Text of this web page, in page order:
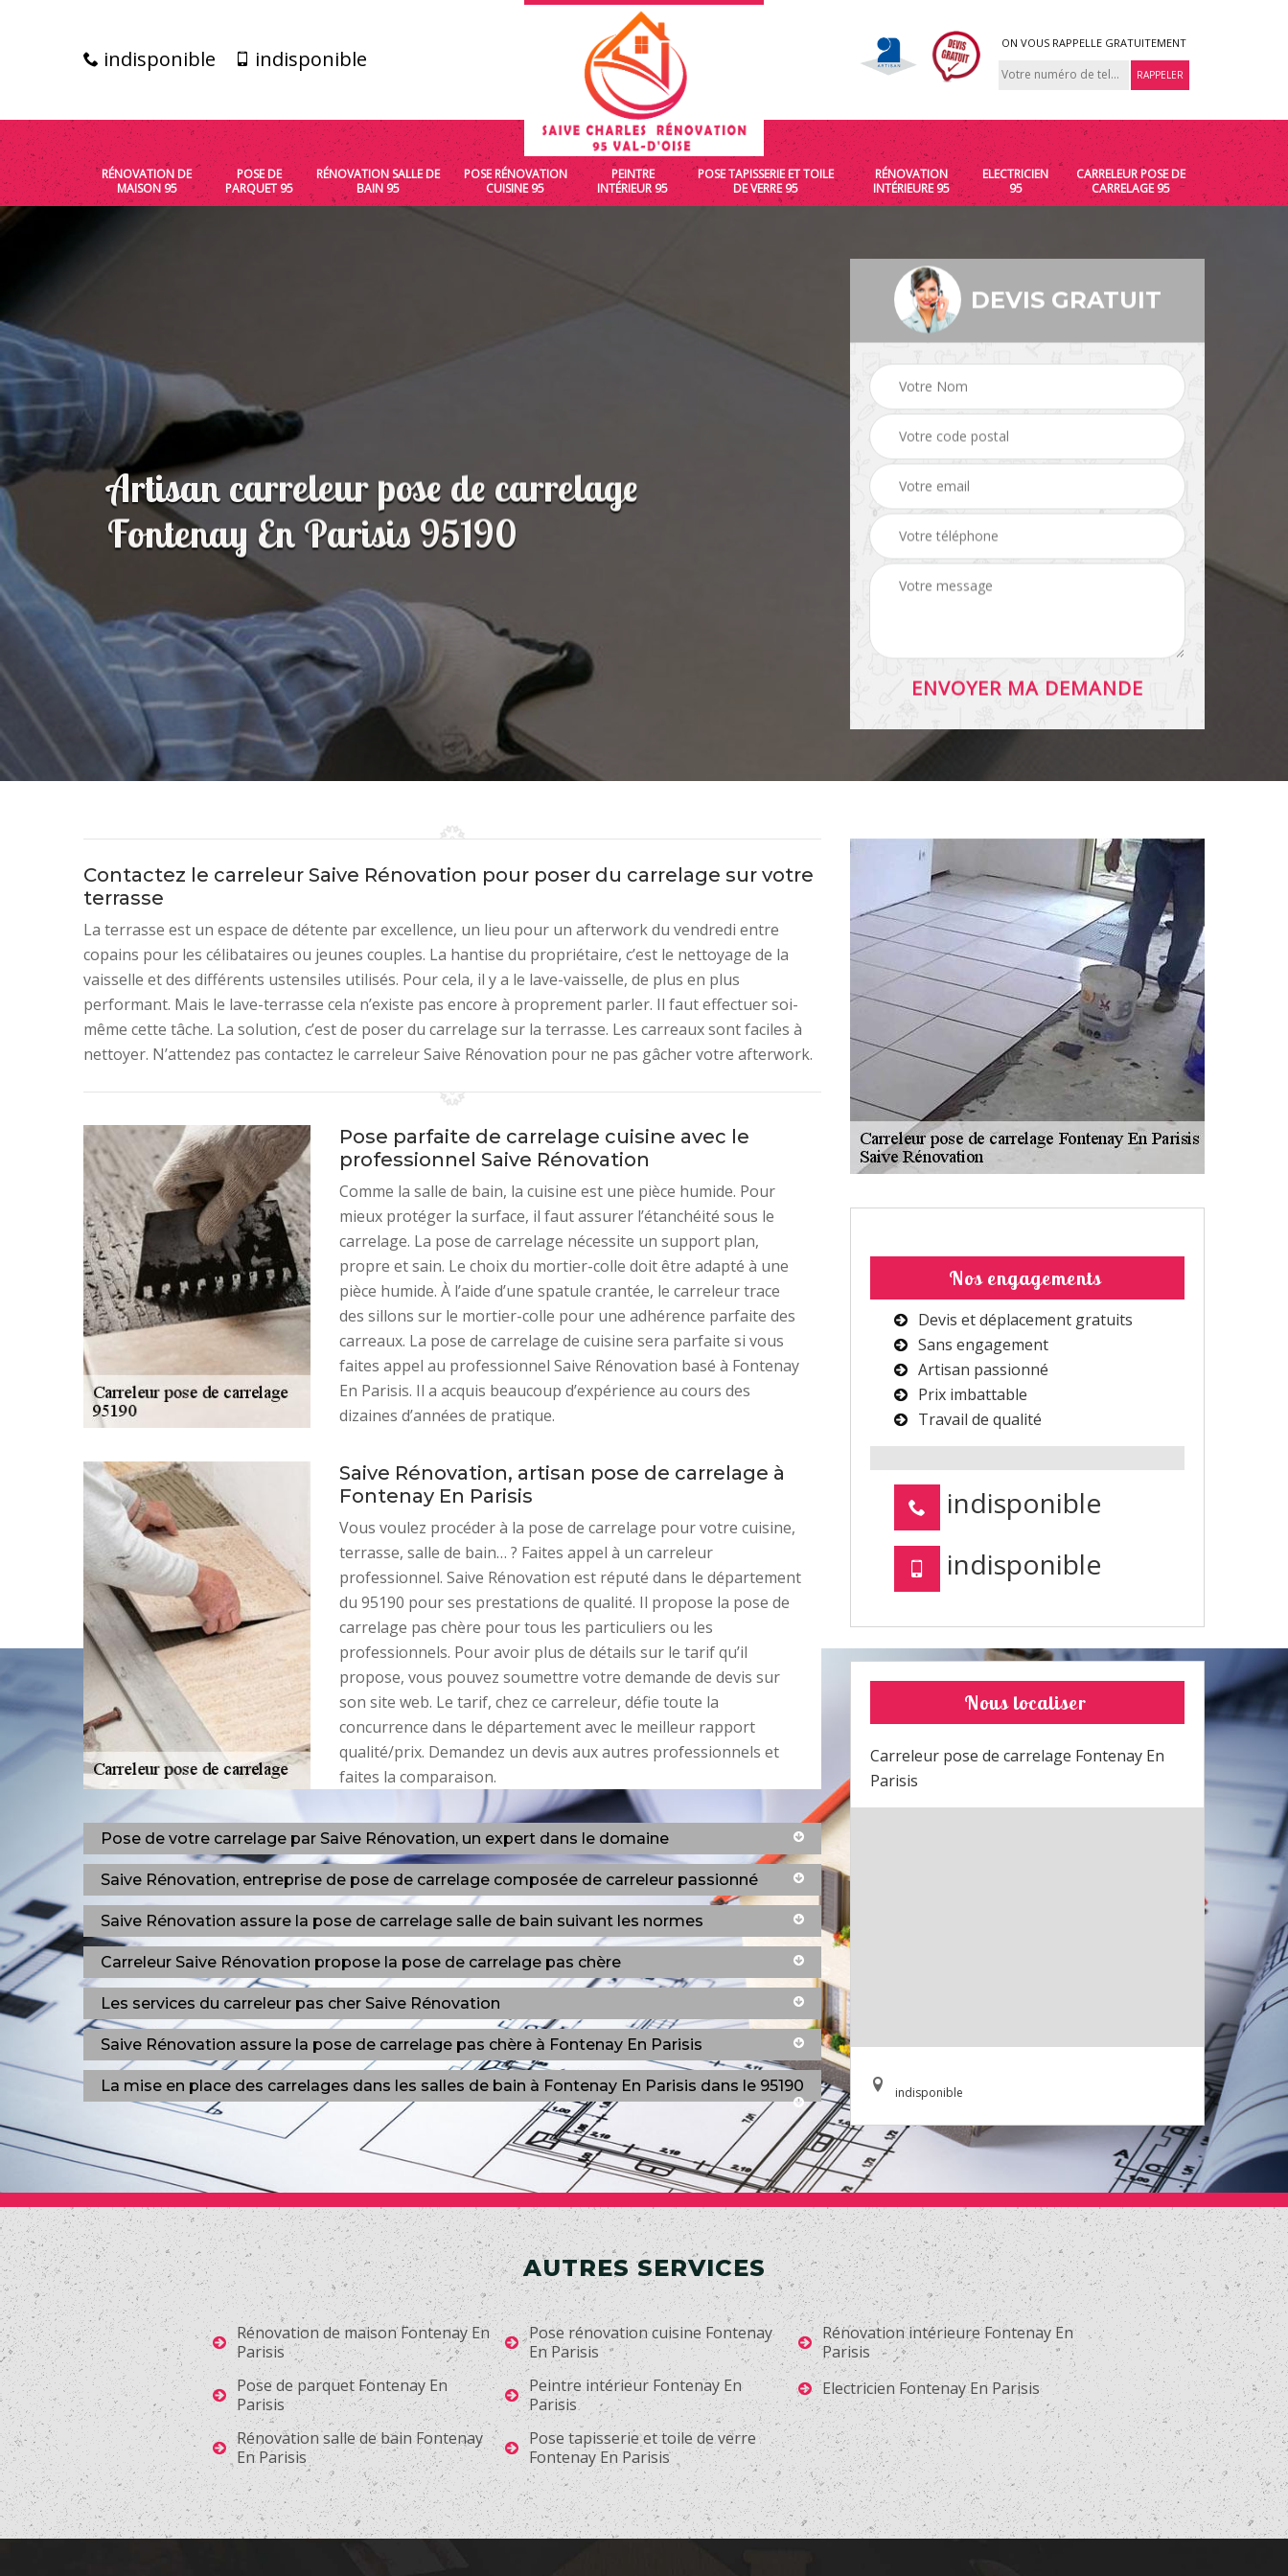
indisponible indisponible
ON VOUS RAPPELLE GRATUITEMENT
RÉNOVATION DE
MAISON 95
POSE DE
PARQUET 95
RÉNOVATION SALLE DE
BAIN 95
POSE RÉNOVATION
CUISINE 95
PEINTRE
INTÉRIEUR 95
POSE TAPISSERIE ET TOILE
DE VERRE 95
RÉNOVATION
INTÉRIEURE 95
ELECTRICIEN
95
CARRELEUR POSE DE
CARRELAGE 95
Artisan carreleur pose de carrelage
Fontenay En Parisis 95190
DEVIS GRATUIT
Contactez le carreleur Saive Rénovation pour poser du carrelage sur votre
terrasse
La terrasse est un espace de détente par excellence, un lieu pour un afterwork du vendredi entre
copains pour les célibataires ou jeunes couples. La hantise du propriétaire, c’est le nettoyage de la
vaisselle et des différents ustensiles utilisés. Pour cela, il y a le lave-vaisselle, de plus en plus
performant. Mais le lave-terrasse cela n’existe pas encore à proprement parler. Il faut effectuer soi-
même cette tâche. La solution, c’est de poser du carrelage sur la terrasse. Les carreaux sont faciles à
nettoyer. N’attendez pas contactez le carreleur Saive Rénovation pour ne pas gâcher votre afterwork.
Pose parfaite de carrelage cuisine avec le
professionnel Saive Rénovation
Comme la salle de bain, la cuisine est une pièce humide. Pour
mieux protéger la surface, il faut assurer l’étanchéité sous le
carrelage. La pose de carrelage nécessite un support plan,
propre et sain. Le choix du mortier-colle doit être adapté à une
pièce humide. À l’aide d’une spatule crantée, le carreleur trace
des sillons sur le mortier-colle pour une adhérence parfaite des
carreaux. La pose de carrelage de cuisine sera parfaite si vous
faites appel au professionnel Saive Rénovation basé à Fontenay
En Parisis. Il a acquis beaucoup d’expérience au cours des
dizaines d’années de pratique.
Saive Rénovation, artisan pose de carrelage à
Fontenay En Parisis
Vous voulez procéder à la pose de carrelage pour votre cuisine,
terrasse, salle de bain… ? Faites appel à un carreleur
professionnel. Saive Rénovation est réputé dans le département
du 95190 pour ses prestations de qualité. Il propose la pose de
carrelage pas chère pour tous les particuliers ou les
professionnels. Pour avoir plus de détails sur le tarif qu’il
propose, vous pouvez soumettre votre demande de devis sur
son site web. Le tarif, chez ce carreleur, défie toute la
concurrence dans le département avec le meilleur rapport
qualité/prix. Demandez un devis aux autres professionnels et
faites la comparaison.
Pose de votre carrelage par Saive Rénovation, un expert dans le domaine
Saive Rénovation, entreprise de pose de carrelage composée de carreleur passionné
Saive Rénovation assure la pose de carrelage salle de bain suivant les normes
Carreleur Saive Rénovation propose la pose de carrelage pas chère
Les services du carreleur pas cher Saive Rénovation
Saive Rénovation assure la pose de carrelage pas chère à Fontenay En Parisis
La mise en place des carrelages dans les salles de bain à Fontenay En Parisis dans le 95190
Nos engagements
Devis et déplacement gratuits
Sans engagement
Artisan passionné
Prix imbattable
Travail de qualité
indisponible
indisponible
Nous localiser
Carreleur pose de carrelage Fontenay En
Parisis
indisponible
AUTRES SERVICES
Rénovation de maison Fontenay En
Parisis
Pose de parquet Fontenay En
Parisis
Rénovation salle de bain Fontenay
En Parisis
Pose rénovation cuisine Fontenay
En Parisis
Peintre intérieur Fontenay En
Parisis
Pose tapisserie et toile de verre
Fontenay En Parisis
Rénovation intérieure Fontenay En
Parisis
Electricien Fontenay En Parisis